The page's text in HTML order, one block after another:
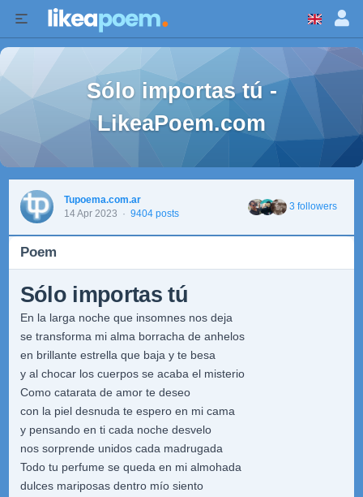
Sólo importas tú -
LikeaPoem.com
Tupoema.com.ar
14 Apr 2023 · 9404 posts
3 followers
Poem
Sólo importas tú
En la larga noche que insomnes nos deja
se transforma mi alma borracha de anhelos
en brillante estrella que baja y te besa
y al chocar los cuerpos se acaba el misterio
Como catarata de amor te deseo
con la piel desnuda te espero en mi cama
y pensando en ti cada noche desvelo
nos sorprende unidos cada madrugada
Todo tu perfume se queda en mi almohada
dulces mariposas dentro mío siento